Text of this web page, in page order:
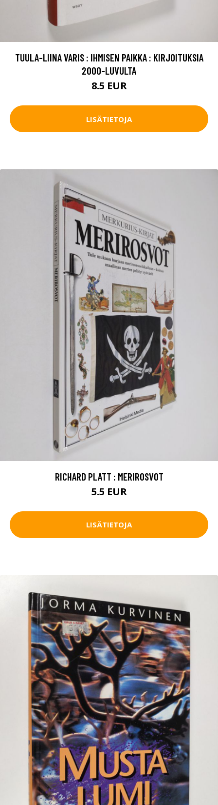
TUULA-LIINA VARIS : IHMISEN PAIKKA : KIRJOITUKSIA
2000-LUVULTA
8.5 EUR
LISÄTIETOJA
RICHARD PLATT : MERIROSVOT
5.5 EUR
LISÄTIETOJA